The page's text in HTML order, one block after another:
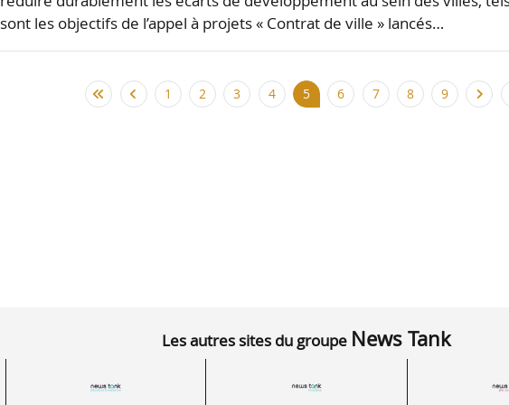
sont les objectifs de l’appel à projets « Contrat de ville » lancés…
1 2 3 4 5 6 7 8 9
Les autres sites du groupe News Tank